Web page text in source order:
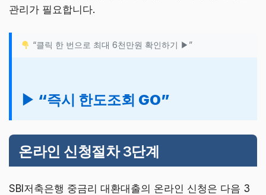
관리가 필요합니다.
“클릭 한 번으로 최대 6천만원 확인하기 ▶”
▶ “즉시 한도조회 GO”
온라인 신청절차 3단계
SBI저축은행 중금리 대환대출의 온라인 신청은 다음 3